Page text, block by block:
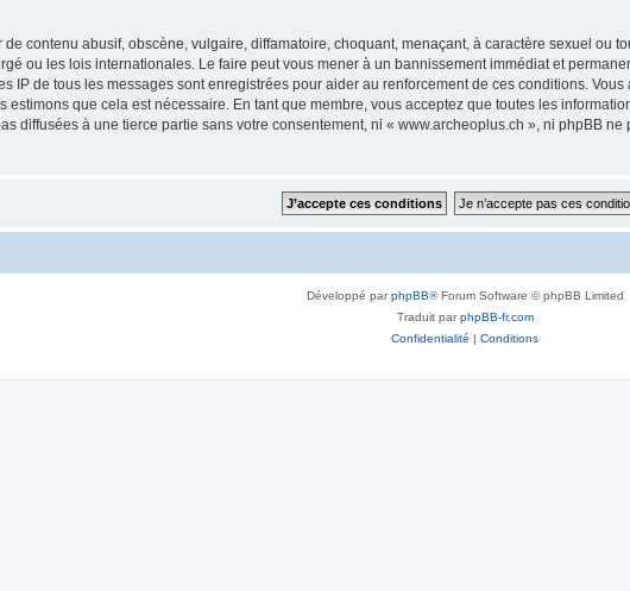
contenu abusif, obscène, vulgaire, diffamatoire, choquant, menaçant, à caractère sexuel ou
ou les lois internationales. Le faire peut vous mener à un bannissement immédiat et
IP de tous les messages sont enregistrées pour aider au renforcement de ces conditions.
estimons que cela est nécessaire. En tant que membre, vous acceptez que toutes les
diffusées à une tierce partie sans votre consentement, ni « www.archeoplus.ch », ni phpBB
Développé parphpBB® Forum Software © phpBB Limited
Traduit parphpBB-fr.com
Confidentialité | Conditions